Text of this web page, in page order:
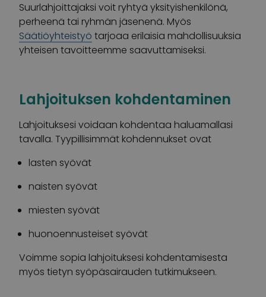
Suurlahjoittajaksi voit ryhtyä yksityishenkilönä,
perheenä tai ryhmän jäsenenä. Myös
Säätiöyhteistyö tarjoaa erilaisia mahdollisuuksia
yhteisen tavoitteemme saavuttamiseksi.
Lahjoituksen kohdentaminen
Lahjoituksesi voidaan kohdentaa haluamallasi
tavalla. Tyypillisimmät kohdennukset ovat
lasten syövät
naisten syövät
miesten syövät
huonoennusteiset syövät
Voimme sopia lahjoituksesi kohdentamisesta
myös tietyn syöpäsairauden tutkimukseen.